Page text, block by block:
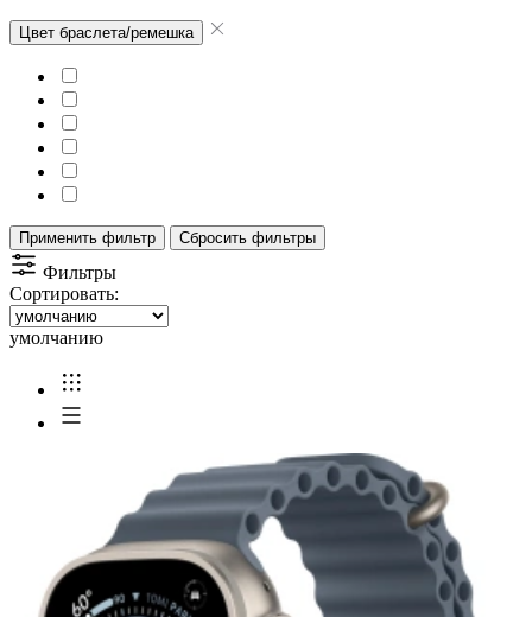
Цвет браслета/ремешка
Применить фильтр Сбросить фильтры
Фильтры
Сортировать:
умолчанию